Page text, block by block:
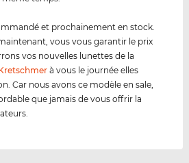
et prochainement en stock.
vous vous garantir le prix
vos nouvelles lunettes de la
à vous le journée elles
Car nous avons ce modèle en sale,
que jamais de vous offrir la